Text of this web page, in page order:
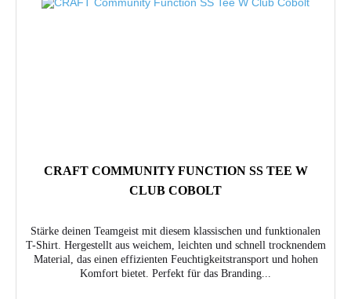
CRAFT COMMUNITY FUNCTION SS TEE W
CLUB COBOLT
Stärke deinen Teamgeist mit diesem klassischen und funktionalen
T-Shirt. Hergestellt aus weichem, leichten und schnell trocknendem
Material, das einen effizienten Feuchtigkeitstransport und hohen
Komfort bietet. Perfekt für das Branding...